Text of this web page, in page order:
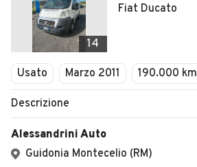
14
Fiat Ducato
Usato Marzo 2011 190.000 km
Descrizione
Alessandrini Auto
Guidonia Montecelio (RM)